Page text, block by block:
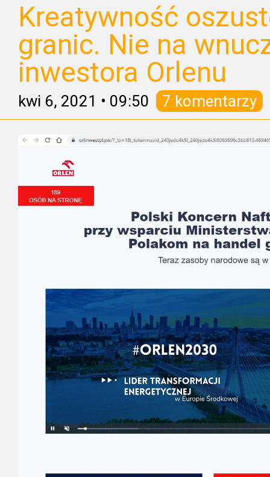
Kreatywność
granic. Nie na
inwestora Orlenu
kwi 6, 2021 • 09:50 7 komentarzy